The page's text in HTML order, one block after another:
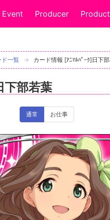
Event Producer
ド一覧 カード情報 [ｱﾆﾏﾙﾊﾟｰｸ]日下
下部若葉
通常 お仕事